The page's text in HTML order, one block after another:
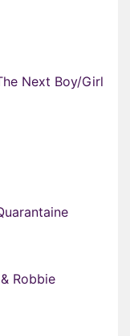
Next Boy/Girl
Robbie